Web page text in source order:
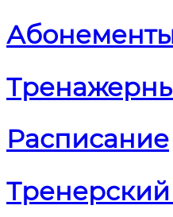
Расписание
Тренерский